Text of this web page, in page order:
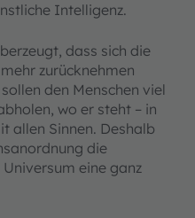
Intelligenz.
dass sich die
zurücknehmen
den Menschen viel
wo er steht – in
allen Sinnen. Deshalb
die
eine ganz